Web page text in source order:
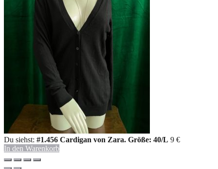
Du siehst: #1.456 Cardigan von Zara. Größe: 40/L 9 €
In den Warenkorb